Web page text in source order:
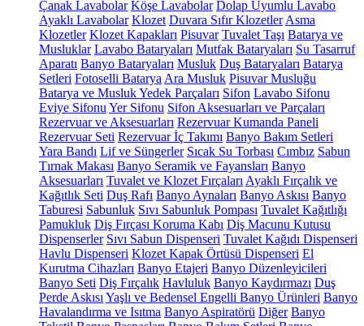
Çanak Lavabolar Köşe Lavabolar Dolap Uyumlu Lavabo
Ayaklı Lavabolar Klozet Duvara Sıfır Klozetler Asma
Klozetler Klozet Kapakları Pisuvar Tuvalet Taşı Batarya ve
Musluklar Lavabo Bataryaları Mutfak Bataryaları Su Tasarruf
Aparatı Banyo Bataryaları Musluk Duş Bataryaları Batarya
Setleri Fotoselli Batarya Ara Musluk Pisuvar Musluğu
Batarya ve Musluk Yedek Parçaları Sifon Lavabo Sifonu
Eviye Sifonu Yer Sifonu Sifon Aksesuarları ve Parçaları
Rezervuar ve Aksesuarları Rezervuar Kumanda Paneli
Rezervuar Seti Rezervuar İç Takımı Banyo Bakım Setleri
Yara Bandı Lif ve Süngerler Sıcak Su Torbası Cımbız Sabun
Tırnak Makası Banyo Seramik ve Fayansları Banyo
Aksesuarları Tuvalet ve Klozet Fırçaları Ayaklı Fırçalık ve
Kağıtlık Seti Duş Rafı Banyo Aynaları Banyo Askısı Banyo
Taburesi Sabunluk Sıvı Sabunluk Pompası Tuvalet Kağıtlığı
Pamukluk Diş Fırçası Koruma Kabı Diş Macunu Kutusu
Dispenserler Sıvı Sabun Dispenseri Tuvalet Kağıdı Dispenseri
Havlu Dispenseri Klozet Kapak Örtüsü Dispenseri El
Kurutma Cihazları Banyo Etajeri Banyo Düzenleyicileri
Banyo Seti Diş Fırçalık Havluluk Banyo Kaydırmazı Duş
Perde Askısı Yaşlı ve Bedensel Engelli Banyo Ürünleri Banyo
Havalandırma ve Isıtma Banyo Aspiratörü Diğer Banyo